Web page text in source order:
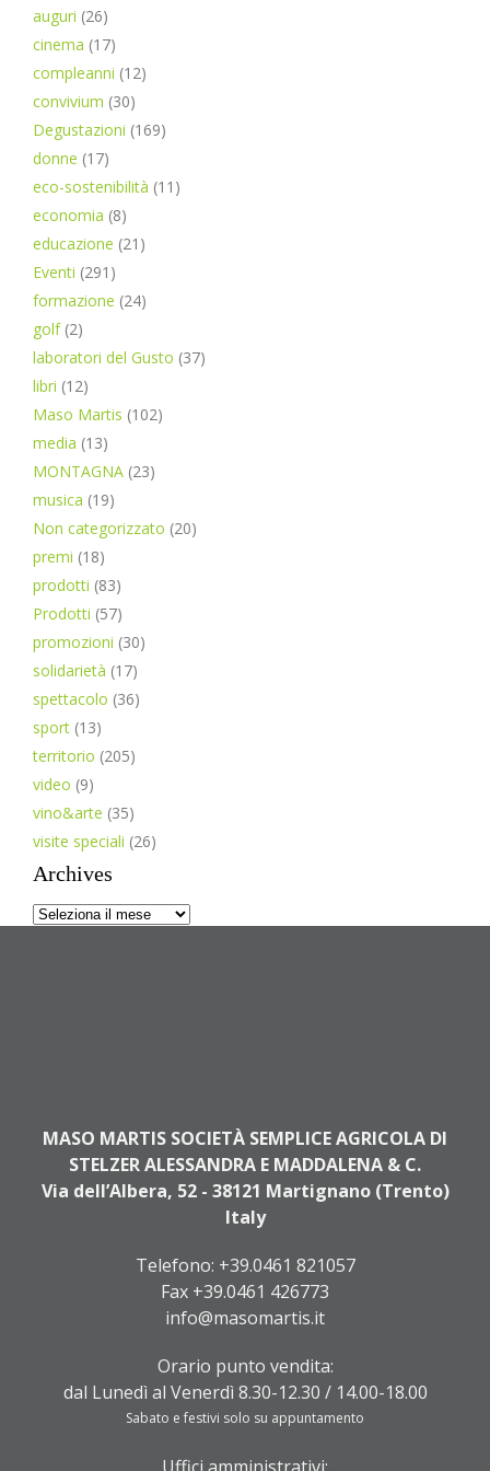
auguri (26)
cinema (17)
compleanni (12)
convivium (30)
Degustazioni (169)
donne (17)
eco-sostenibilità (11)
economia (8)
educazione (21)
Eventi (291)
formazione (24)
golf(2)
laboratori del Gusto (37)
libri (12)
Maso Martis (102)
media (13)
MONTAGNA (23)
musica (19)
Non categorizzato (20)
premi (18)
prodotti (83)
Prodotti (57)
promozioni (30)
solidarietà (17)
spettacolo (36)
sport (13)
territorio (205)
video (9)
vino&arte (35)
visite speciali (26)
Archives
Archives
MASO MARTIS SOCIETÀ SEMPLICE AGRICOLA DI
STELZER ALESSANDRA E MADDALENA & C.
Via dell’Albera, 52 - 38121 Martignano (Trento)
Italy
Telefono: +39.0461 821057
Fax +39.0461 426773
info@masomartis.it
Orario punto vendita:
dal Lunedì al Venerdì 8.30-12.30 / 14.00-18.00
Sabato e festivi solo su appuntamento